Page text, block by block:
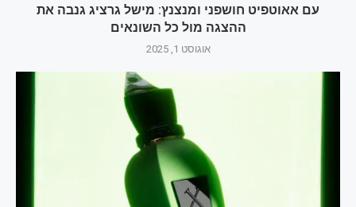
עם אאוטפיט חושפני ומנצנץ: מישל גרציג גנבה את
ההצגה מול כל השונאים
אוגוסט 1, 2025